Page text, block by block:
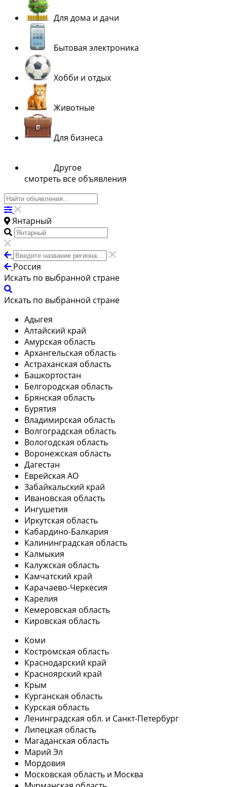
Для дома и дачи
Бытовая электроника
Хобби и отдых
Животные
Для бизнеса
Другое
смотреть все объявления
Янтарный
Россия
Искать по выбранной стране
Искать по выбранной стране
Адыгея
Алтайский край
Амурская область
Архангельская область
Астраханская область
Башкортостан
Белгородская область
Брянская область
Бурятия
Владимирская область
Волгоградская область
Вологодская область
Воронежская область
Дагестан
Еврейская АО
Забайкальский край
Ивановская область
Ингушетия
Иркутская область
Кабардино-Балкария
Калининградская область
Калмыкия
Калужская область
Камчатский край
Карачаево-Черкесия
Карелия
Кемеровская область
Кировская область
Коми
Костромская область
Краснодарский край
Красноярский край
Крым
Курганская область
Курская область
Ленинградская обл. и Санкт-Петербург
Липецкая область
Магаданская область
Марий Эл
Мордовия
Московская область и Москва